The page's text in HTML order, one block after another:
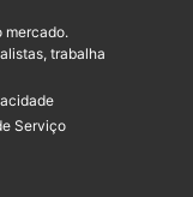
mercado.
trabalha
Serviço